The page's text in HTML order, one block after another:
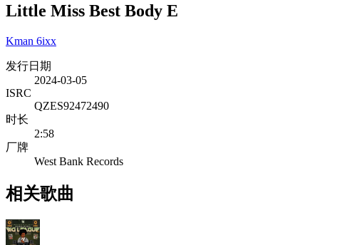
Little Miss Best Body E
Kman 6ixx
发行日期
2024-03-05
ISRC
QZES92472490
时长
2:58
厂牌
West Bank Records
相关歌曲